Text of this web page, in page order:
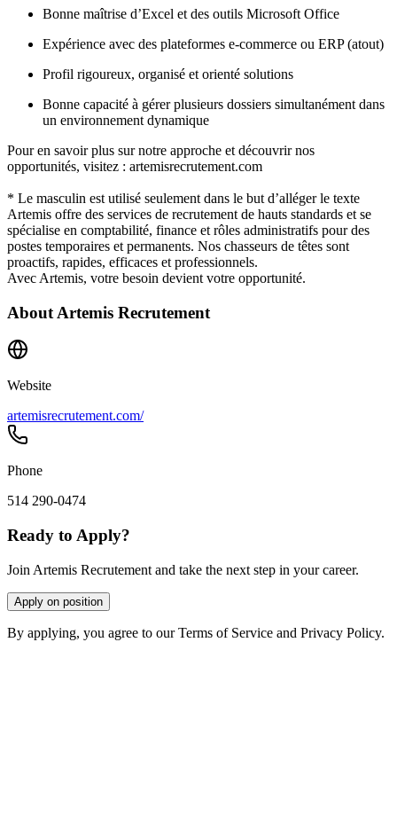
Bonne maîtrise d’Excel et des outils Microsoft Office
Expérience avec des plateformes e-commerce ou ERP (atout)
Profil rigoureux, organisé et orienté solutions
Bonne capacité à gérer plusieurs dossiers simultanément dans
un environnement dynamique
Pour en savoir plus sur notre approche et découvrir nos
opportunités, visitez : artemisrecrutement.com
* Le masculin est utilisé seulement dans le but d’alléger le texte
Artemis offre des services de recrutement de hauts standards et se
spécialise en comptabilité, finance et rôles administratifs pour des
postes temporaires et permanents. Nos chasseurs de têtes sont
proactifs, rapides, efficaces et professionnels.
Avec Artemis, votre besoin devient votre opportunité.
About Artemis Recrutement
Website
artemisrecrutement.com/
Phone
514 290-0474
Ready to Apply?
Join Artemis Recrutement and take the next step in your career.
Apply on position
By applying, you agree to our Terms of Service and Privacy Policy.